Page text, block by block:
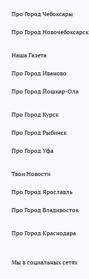
Про Город Чебоксары
Про Город Новочебоксарск
Наша Газета
Про Город Иваново
Про Город Йошкар-Ола
Про Город Курск
Про Город Рыбинск
Про Город Уфа
Твои Новости
Про Город Ярославль
Про Город Владивосток
Про Город Краснодара
Мы в социальных сетях